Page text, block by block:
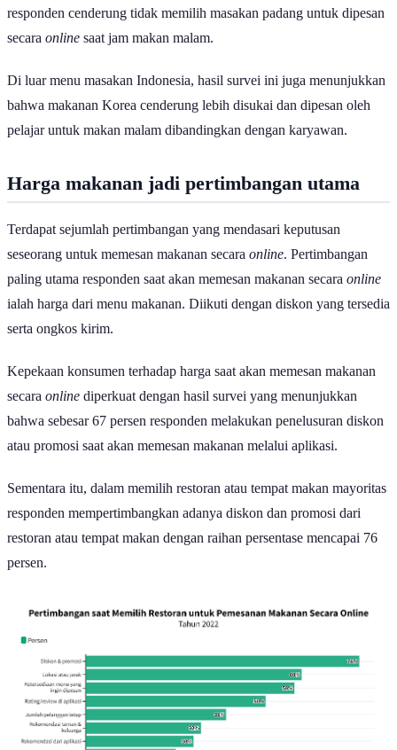
responden cenderung tidak memilih masakan padang untuk dipesan
secara online saat jam makan malam.
Di luar menu masakan Indonesia, hasil survei ini juga menunjukkan
bahwa makanan Korea cenderung lebih disukai dan dipesan oleh
pelajar untuk makan malam dibandingkan dengan karyawan.
Harga makanan jadi pertimbangan utama
Terdapat sejumlah pertimbangan yang mendasari keputusan
seseorang untuk memesan makanan secara online. Pertimbangan
paling utama responden saat akan memesan makanan secara online
ialah harga dari menu makanan. Diikuti dengan diskon yang tersedia
serta ongkos kirim.
Kepekaan konsumen terhadap harga saat akan memesan makanan
secara online diperkuat dengan hasil survei yang menunjukkan
bahwa sebesar 67 persen responden melakukan penelusuran diskon
atau promosi saat akan memesan makanan melalui aplikasi.
Sementara itu, dalam memilih restoran atau tempat makan mayoritas
responden mempertimbangkan adanya diskon dan promosi dari
restoran atau tempat makan dengan raihan persentase mencapai 76
persen.